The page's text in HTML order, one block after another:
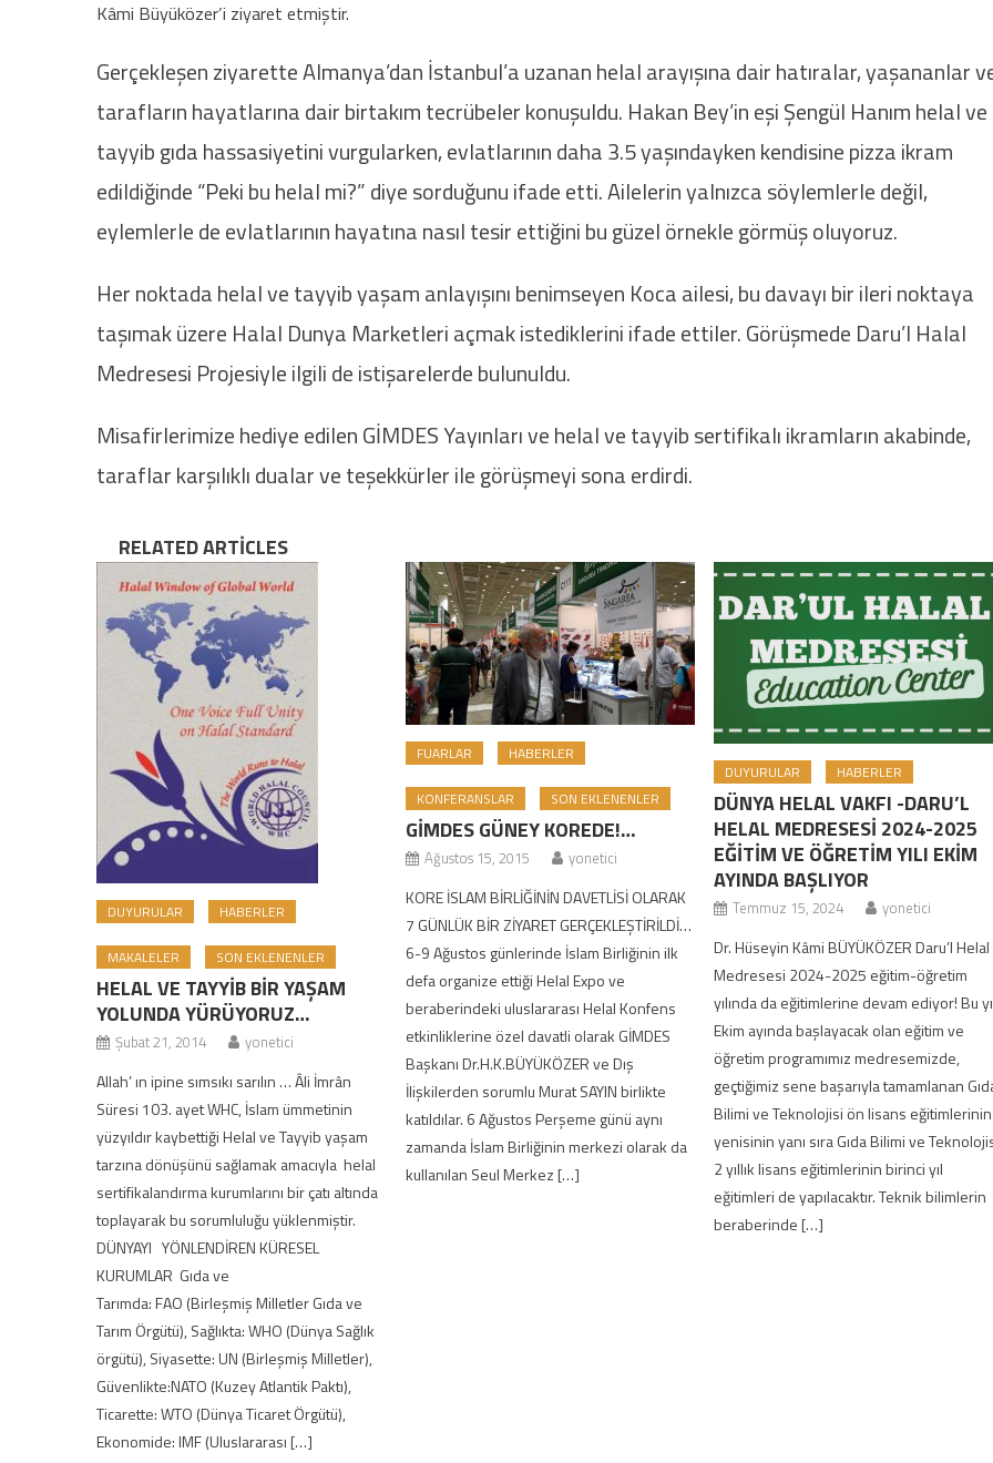
Kâmi Büyüközer’i ziyaret etmiştir.
Gerçekleşen ziyarette Almanya’dan İstanbul’a uzanan helal arayışına dair hatıralar, yaşananlar
tarafların hayatlarına dair birtakım tecrübeler konuşuldu. Hakan Bey’in eşi Şengül Hanım helal ve
tayyib gıda hassasiyetini vurgularken, evlatlarının daha 3.5 yaşındayken kendisine pizza ikram
edildiğinde “Peki bu helal mi?” diye sorduğunu ifade etti. Ailelerin yalnızca söylemlerle değil,
eylemlerle de evlatlarının hayatına nasıl tesir ettiğini bu güzel örnekle görmüş oluyoruz.
Her noktada helal ve tayyib yaşam anlayışını benimseyen Koca ailesi, bu davayı bir ileri noktaya
taşımak üzere Halal Dunya Marketleri açmak istediklerini ifade ettiler. Görüşmede Daru’l Halal
Medresesi Projesiyle ilgili de istişarelerde bulunuldu.
Misafirlerimize hediye edilen GİMDES Yayınları ve helal ve tayyib sertifikalı ikramların akabinde,
taraflar karşılıklı dualar ve teşekkürler ile görüşmeyi sona erdirdi.
RELATED ARTICLES
DUYURULAR HABERLER
MAKALELER SON EKLENENLER
HELAL VE TAYYİB BİR YAŞAM
YOLUNDA YÜRÜYORUZ…
Şubat 21, 2014 yonetici
Allah’ ın ipine sımsıkı sarılın … Âli İmrân
Süresi 103. ayet WHC, İslam ümmetinin
yüzyıldır kaybettiği Helal ve Tayyib yaşam
tarzına dönüşünü sağlamak amacıyla helal
sertifikalandırma kurumlarını bir çatı altında
toplayarak bu sorumluluğu yüklenmiştir.
DÜNYAYI YÖNLENDİREN KÜRESEL
KURUMLAR Gıda ve
Tarımda: FAO (Birleşmiş Milletler Gıda ve
Tarım Örgütü), Sağlıkta: WHO (Dünya Sağlık
örgütü), Siyasette: UN (Birleşmiş Milletler),
Güvenlikte:NATO (Kuzey Atlantik Paktı),
Ticarette: WTO (Dünya Ticaret Örgütü),
Ekonomide: IMF (Uluslararası […]
FUARLAR HABERLER
KONFERANSLAR SON EKLENENLER
GİMDES GÜNEY KOREDE!…
Ağustos 15, 2015 yonetici
KORE İSLAM BİRLİĞİNİN DAVETLİSİ OLARAK
7 GÜNLÜK BİR ZİYARET GERÇEKLEŞTİRİLDİ…
6-9 Ağustos günlerinde İslam Birliğinin ilk
defa organize ettiği Helal Expo ve
beraberindeki uluslararası Helal Konfens
etkinliklerine özel davatli olarak GİMDES
Başkanı Dr.H.K.BÜYÜKÖZER ve Dış
İlişkilerden sorumlu Murat SAYIN birlikte
katıldılar. 6 Ağustos Perşeme günü aynı
zamanda İslam Birliğinin merkezi olarak da
kullanılan Seul Merkez […]
DUYURULAR HABERLER
DÜNYA HELAL VAKFI -DARU’L
HELAL MEDRESESİ 2024-2025
EĞİTİM VE ÖĞRETİM YILI EKİM
AYINDA BAŞLIYOR
Temmuz 15, 2024 yonetici
Dr. Hüseyin Kâmi BÜYÜKÖZER Daru’l Helal
Medresesi 2024-2025 eğitim-öğretim
yılında da eğitimlerine devam ediyor! Bu
Ekim ayında başlayacak olan eğitim ve
öğretim programımız medresemizde,
geçtiğimiz sene başarıyla tamamlanan
Bilimi ve Teknolojisi ön lisans eğitimlerinin
yenisinin yanı sıra Gıda Bilimi ve
2 yıllık lisans eğitimlerinin birinci yıl
eğitimleri de yapılacaktır. Teknik bilimlerin
beraberinde […]